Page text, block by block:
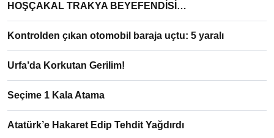
HOŞÇAKAL TRAKYA BEYEFENDİSİ…
Kontrolden çıkan otomobil baraja uçtu: 5 yaralı
Urfa’da Korkutan Gerilim!
Seçime 1 Kala Atama
Atatürk’e Hakaret Edip Tehdit Yağdırdı